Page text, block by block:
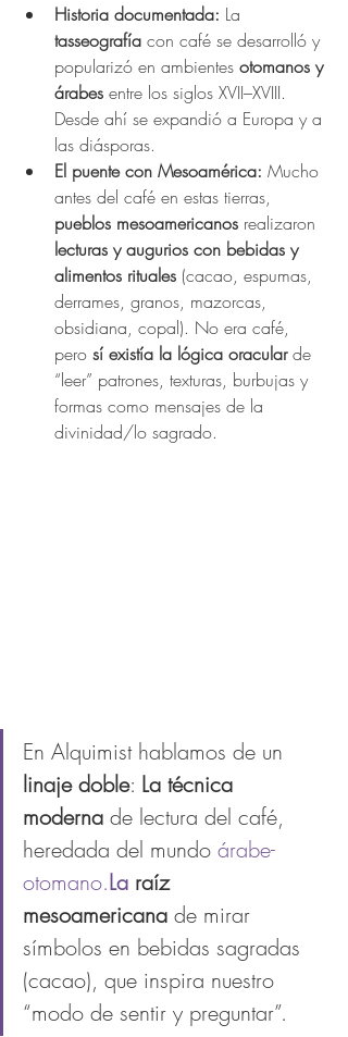
Historia documentada: La
tasseografía con café se desarrolló y
popularizó en ambientes otomanos y
árabes entre los siglos XVII–XVIII.
Desde ahí se expandió a Europa y a
las diásporas.
El puente con Mesoamérica: Mucho
antes del café en estas tierras,
pueblos mesoamericanos realizaron
lecturas y augurios con bebidas y
alimentos rituales (cacao, espumas,
derrames, granos, mazorcas,
obsidiana, copal). No era café,
pero sí existía la lógica oracular de
“leer” patrones, texturas, burbujas y
formas como mensajes de la
divinidad/lo sagrado.
En Alquimist hablamos de un
linaje doble: La técnica
moderna de lectura del café,
heredada del mundo árabe-
otomano.La raíz
mesoamericana de mirar
símbolos en bebidas sagradas
(cacao), que inspira nuestro
“modo de sentir y preguntar”.